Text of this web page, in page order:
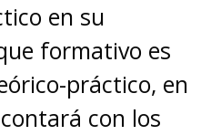
en su
formativo es
práctico, en
con los